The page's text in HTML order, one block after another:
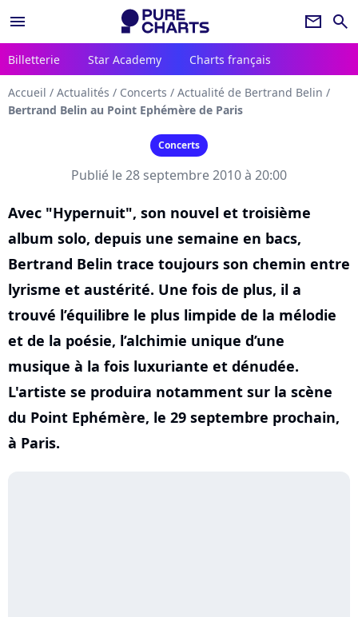
menu newsletter search
Billetterie Star Academy Charts français
Accueil / Actualités / Concerts / Actualité de Bertrand Belin /
Bertrand Belin au Point Ephémère de Paris
Concerts
Publié le 28 septembre 2010 à 20:00
Avec "Hypernuit", son nouvel et troisième
album solo, depuis une semaine en bacs,
Bertrand Belin trace toujours son chemin entre
lyrisme et austérité. Une fois de plus, il a
trouvé l’équilibre le plus limpide de la mélodie
et de la poésie, l’alchimie unique d’une
musique à la fois luxuriante et dénudée.
L'artiste se produira notamment sur la scène
du Point Ephémère, le 29 septembre prochain,
à Paris.